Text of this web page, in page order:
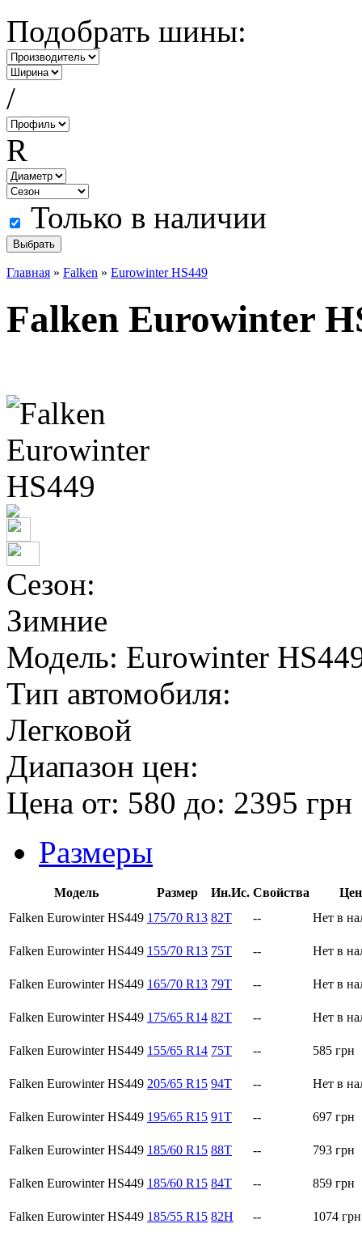
Подобрать шины:
/
R
Только в наличии
Главная » Falken » Eurowinter HS449
Falken Eurowinter
Сезон:
Зимние
Модель: Eurowinter
Тип автомобиля:
Легковой
Диапазон цен:
Цена от: 580 до: 2395 грн
Размеры
Модель Размер Ин.Ис. Свойства
Falken Eurowinter HS449 175/70 R13 82T -- Нет в
Falken Eurowinter HS449 155/70 R13 75T -- Нет в
Falken Eurowinter HS449 165/70 R13 79T -- Нет в
Falken Eurowinter HS449 175/65 R14 82T -- Нет в
Falken Eurowinter HS449 155/65 R14 75T -- 585 грн
Falken Eurowinter HS449 205/65 R15 94T -- Нет в
Falken Eurowinter HS449 195/65 R15 91T -- 697 грн
Falken Eurowinter HS449 185/60 R15 88T -- 793 грн
Falken Eurowinter HS449 185/60 R15 84T -- 859 грн
Falken Eurowinter HS449 185/55 R15 82H -- 1074 грн